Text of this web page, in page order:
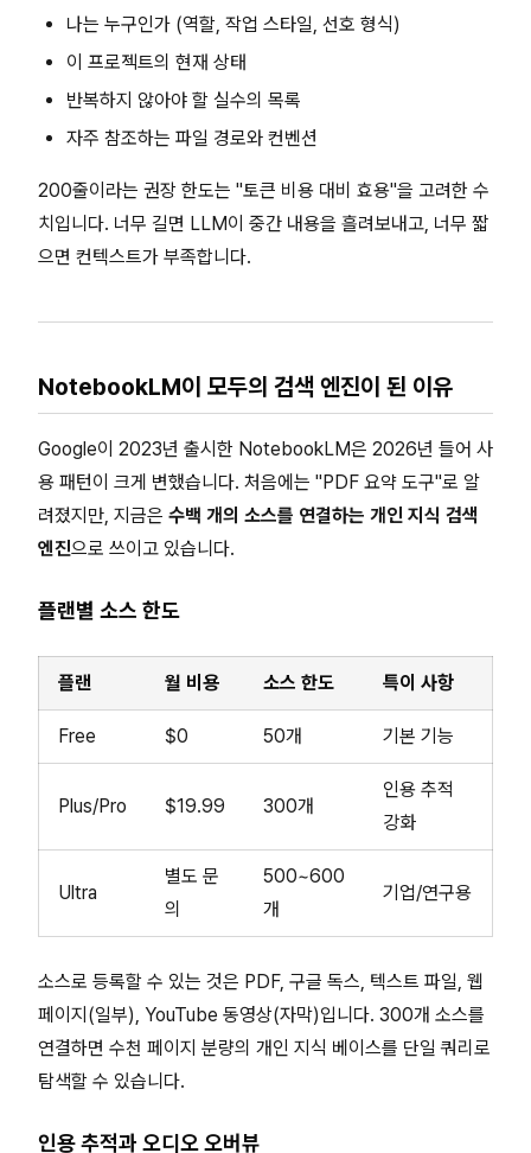
나는 누구인가 (역할, 작업 스타일, 선호 형식)
이 프로젝트의 현재 상태
반복하지 않아야 할 실수의 목록
자주 참조하는 파일 경로와 컨벤션
200줄이라는 권장 한도는 "토큰 비용 대비 효용"을 고려한 수
치입니다. 너무 길면 LLM이 중간 내용을 흘려보내고, 너무 짧
으면 컨텍스트가 부족합니다.
NotebookLM이 모두의 검색 엔진이 된 이유
Google이 2023년 출시한 NotebookLM은 2026년 들어 사
용 패턴이 크게 변했습니다. 처음에는 "PDF 요약 도구"로 알
려졌지만, 지금은 수백 개의 소스를 연결하는 개인 지식 검색
엔진으로 쓰이고 있습니다.
플랜별 소스 한도
플랜 월 비용 소스 한도 특이 사항
Free $0 50개 기본 기능
Plus/Pro $19.99 300개
인용 추적
강화
Ultra
별도 문
의
500~600
개
기업/연구용
소스로 등록할 수 있는 것은 PDF, 구글 독스, 텍스트 파일, 웹
페이지(일부), YouTube 동영상(자막)입니다. 300개 소스를
연결하면 수천 페이지 분량의 개인 지식 베이스를 단일 쿼리로
탐색할 수 있습니다.
인용 추적과 오디오 오버뷰